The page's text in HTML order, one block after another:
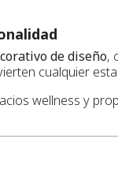
de diseño,
cualquier
wellness y